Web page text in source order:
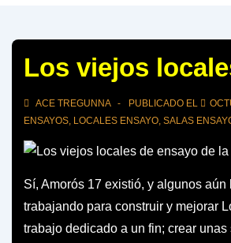
Los viejos
ACE TREGUNNA PUBLICADO EL
ENSAYOS, LOCALES ENSAYO, SALAS
Sí, Amorós 17 existió, y algunos
trabajando para construir y mejorar
trabajo dedicado a un fin; crear